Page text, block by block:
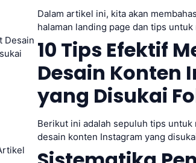
Dalam artikel ini, kita akan
halaman landing page dan tips
10 Tips Efektif
Desain Konten
yang Disukai
Berikut ini adalah sepuluh tips untuk
desain konten Instagram yang